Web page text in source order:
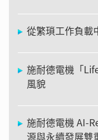
從繁瑣工作負
施耐德電機「
風貌
施耐德電機 AI-
源與永續發展雙